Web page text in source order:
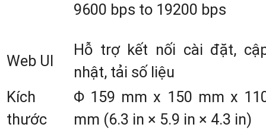
3. Tính Năng Nổi Bật Của
Máy
RTK GeoMate SG9
3.1 Bộ Thu Mạnh Mẽ Đa Kênh:
9600 bps to 19200 bps
Web UI
Hỗ trợ kết nối cài đặt,
nhật, tải số liệu
Kích
thước
Φ 159 mm x 150 mm x
mm (6.3 in × 5.9 in × 4.3 in)